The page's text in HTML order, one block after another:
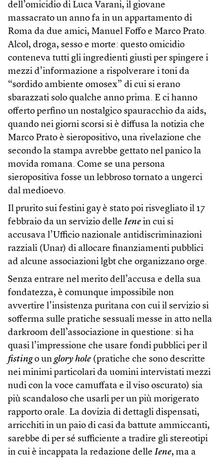
dell’omicidio di Luca Varani, il giovane
massacrato un anno fa in un appartamento di
Roma da due amici, Manuel Foffo e Marco Prato.
Alcol, droga, sesso e morte: questo omicidio
conteneva tutti gli ingredienti giusti per spingere i
mezzi d’informazione a rispolverare i toni da
“sordido ambiente omosex” di cui si erano
sbarazzati solo qualche anno prima. E ci hanno
offerto perfino un nostalgico spauracchio da aids,
quando nei giorni scorsi si è diffusa la notizia che
Marco Prato è sieropositivo, una rivelazione che
secondo la stampa avrebbe gettato nel panico la
movida romana. Come se una persona
sieropositiva fosse un lebbroso tornato a ungerci
dal medioevo.
Il prurito sui festini gay è stato poi risvegliato il 17
febbraio da un servizio delle Iene in cui si
accusava l’Ufficio nazionale antidiscriminazioni
razziali (Unar) di allocare finanziamenti pubblici
ad alcune associazioni lgbt che organizzano orge.
Senza entrare nel merito dell’accusa e della sua
fondatezza, è comunque impossibile non
avvertire l’insistenza puritana con cui il servizio si
sofferma sulle pratiche sessuali messe in atto nella
darkroom dell’associazione in questione: si ha
quasi l’impressione che usare fondi pubblici per il
fistingo un glory hole (pratiche che sono descritte
nei minimi particolari da uomini intervistati mezzi
nudi con la voce camuffata e il viso oscurato) sia
più scandaloso che usarli per un più morigerato
rapporto orale. La dovizia di dettagli dispensati,
arricchiti in un paio di casi da battute ammiccanti,
sarebbe di per sé sufficiente a tradire gli stereotipi
in cui è incappata la redazione delle Iene, ma a